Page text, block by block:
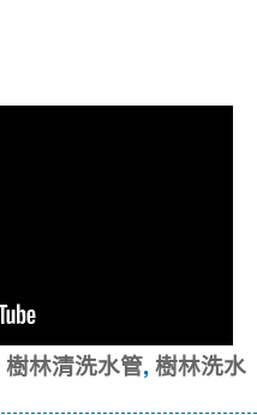
樹林清洗水管, 樹林洗水